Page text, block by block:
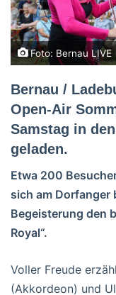
Foto: Bernau LIVE
Bernau /
Open-Air
Samstag in
geladen.
Etwa 200
sich am Dorfanger
Begeisterung den
Royal“.
Voller Freude
(Akkordeon) und